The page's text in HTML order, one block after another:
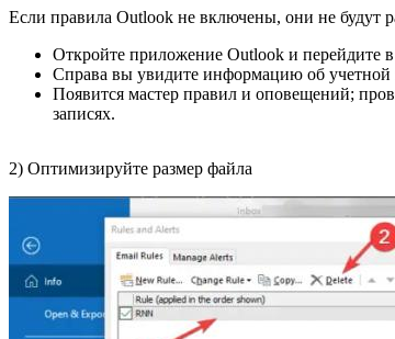
Если правила Outlook не включены, они не будут
Откройте приложение Outlook и перейдите
Справа вы увидите информацию об
Появится мастер правил и оповещений;
записях.
2) Оптимизируйте размер файла